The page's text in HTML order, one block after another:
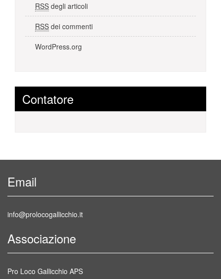
RSS degli articoli
RSS dei commenti
WordPress.org
Contatore
Email
info@prolocogallicchio.it
Associazione
Pro Loco Gallicchio APS